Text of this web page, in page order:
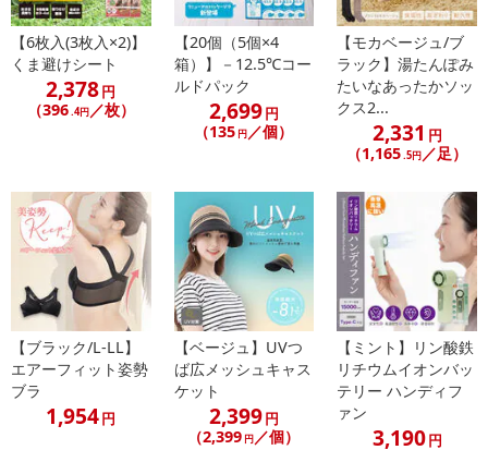
合がございます。
あらかじめご了承いただいた上でお申込みください。なお、本理由
によるお申込み後のキャンセル・返品交換は対応いたしかねます。
【お支払いについて】
※送料はお試し費用に含まれております。
※d払い、PayPay、au PAY、au PAY（auかんたん決済）、ソフトバ
ンクまとめて支払い、楽天ペイ、メルペイ、AEON Pay、Amazon
Payでお支払いの場合、決済のため外部サイトへ遷移します。
※予約商品は決済手段ごとに定められた決済期限日にお支払いを完
了することがございます。ご了承いただいたうえでお申し込みくだ
さい。
【配送伝票番号について】
※配送形態がメール便の商品については、商品の発送完了後、配送
伝票番号がマイページに表示されない場合もございます。
【配送日時の指定について】
【6枚入(3枚入×2)】
くま避けシート
2,378円
（396.4円／枚）
【20個（5個×4
箱）】－12.5℃コー
ルドパック
2,699円
（135 円 ／個）
【モカベージュ/ブ
ラック】湯たんぽみ
たいなあったかソッ
クス2...
2,331 円
（1,165.5円 ／足）
【ブラック/L-LL】
エアーフィット姿勢
ブラ
1,954円
【ベージュ】UVつ
ば広メッシュキャス
ケット
2,399円
（2,399 円／個）
【ミント】リン酸鉄
リチウムイオンバッ
テリー ハンディフ
ァン
3,190円